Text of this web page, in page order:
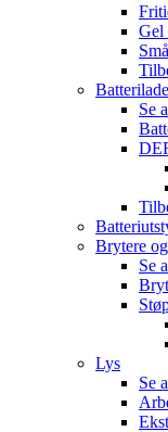
Gel
Se
Brytere
Se
Lys
Se